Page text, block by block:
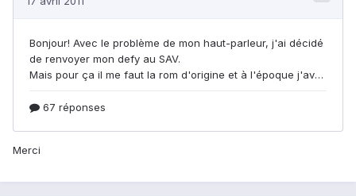
Merci